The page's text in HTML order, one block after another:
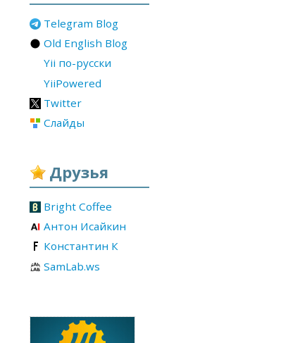
Telegram Blog
Old English Blog
Yii по-русски
YiiPowered
Twitter
Слайды
Друзья
Bright Coffee
Антон Исайкин
Константин К
SamLab.ws